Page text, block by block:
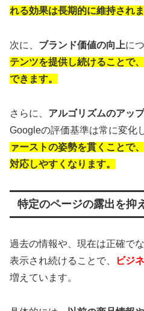
れる効果は長期的に維持されま
次に、 ブランド価値の向上に
テンツを提供し続けることで
できます。
さらに、 アルゴリズムのアッ
Googleの評価基準は常に変化
ァーストの姿勢を貫くことで
対応しやすくなります。
特定のページの露出を抑
過去の情報や、現在は正確で
表示され続けることで、
ビジ
増えています。